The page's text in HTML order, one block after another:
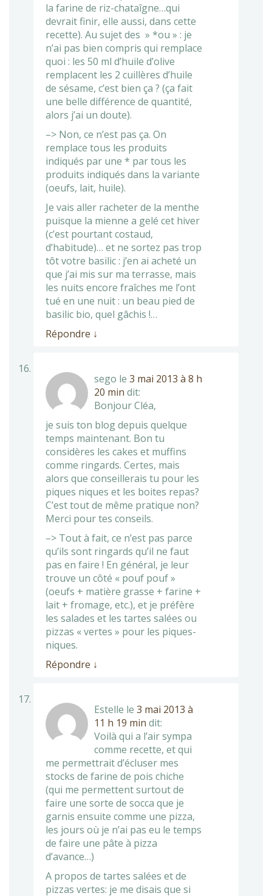
la farine de riz-chataîgne…qui
devrait finir, elle aussi, dans cette
recette). Au sujet des » *ou » : je
n’ai pas bien compris qui remplace
quoi : les 50 ml d’huile d’olive
remplacent les 2 cuillères d’huile
de sésame, c’est bien ça ? (ça fait
une belle différence de quantité,
alors j’ai un doute).
–> Non, ce n’est pas ça. On
remplace tous les produits
indiqués par une * par tous les
produits indiqués dans la variante
(oeufs, lait, huile).
Je vais aller racheter de la menthe
puisque la mienne a gelé cet hiver
(c’est pourtant costaud,
d’habitude)… et ne sortez pas trop
tôt votre basilic : j’en ai acheté un
que j’ai mis sur ma terrasse, mais
les nuits encore fraîches me l’ont
tué en une nuit : un beau pied de
basilic bio, quel gâchis !…
Répondre ↓
sego le 3 mai 2013 à 8 h
20 min dit:
Bonjour Cléa,
je suis ton blog depuis quelque
temps maintenant. Bon tu
considères les cakes et muffins
comme ringards. Certes, mais
alors que conseillerais tu pour les
piques niques et les boites repas?
C’est tout de même pratique non?
Merci pour tes conseils.
–> Tout à fait, ce n’est pas parce
qu’ils sont ringards qu’il ne faut
pas en faire ! En général, je leur
trouve un côté « pouf pouf »
(oeufs + matière grasse + farine +
lait + fromage, etc.), et je préfère
les salades et les tartes salées ou
pizzas « vertes » pour les piques-
niques.
Répondre ↓
Estelle le 3 mai 2013 à
11 h 19 min dit:
Voilà qui a l’air sympa
comme recette, et qui
me permettrait d’écluser mes
stocks de farine de pois chiche
(qui me permettent surtout de
faire une sorte de socca que je
garnis ensuite comme une pizza,
les jours où je n’ai pas eu le temps
de faire une pâte à pizza
d’avance…)
A propos de tartes salées et de
pizzas vertes: je me disais que si